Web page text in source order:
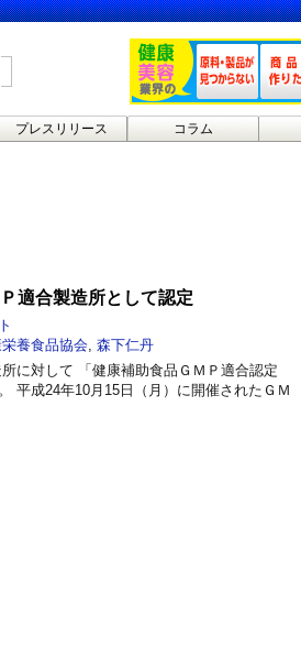
プレスリリース コラム
適合製造所として認定
栄養食品協会
森下仁丹
に対して 「健康補助食品ＧＭＰ適合認定
平成24年10月15日（月）に開催されたＧＭ